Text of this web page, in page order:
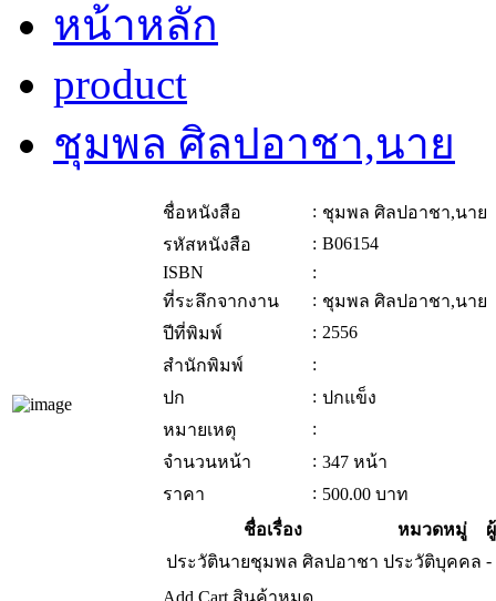
หน้าหลัก
product
ชุมพล ศิลปอาชา,นาย
ชื่อหนังสือ : ชุมพล ศิลปอาชา,นาย
รหัสหนังสือ
: B06154
ISBN
:
ที่ระลึกจากงาน
: ชุมพล ศิลปอาชา,นาย
ปีที่พิมพ์
: 2556
สำนักพิมพ์
:
ปก
: ปกแข็ง
หมายเหตุ
:
จำนวนหน้า
: 347 หน้า
ราคา
: 500.00 บาท
ชื่อเรื่อง
หมวดหมู่
ประวัตินายชุมพล ศิลปอาชา ประวัติบุคคล -